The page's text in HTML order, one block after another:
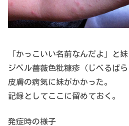
「かっこいい名前なんだよ」と妹
ジベル薔薇色粃糠疹（じべるば
皮膚の病気に妹がかかった。
記録としてここに留めておく。
発症時の様子